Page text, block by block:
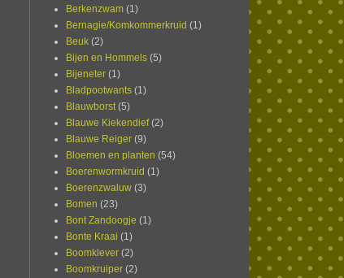
Berkenzwam (1)
Bernagie/Komkommerkruid (1)
Beuk (2)
Bijen en Hommels (5)
Bijeneter (1)
Bladpootwants (1)
Blauwborst (5)
Blauwe Kiekendief (2)
Blauwe Reiger (9)
Bloemen en planten (54)
Boerenwormkruid (1)
Boerenzwaluw (3)
Bomen (23)
Bont Zandoogje (1)
Bonte Kraai (1)
Boomklever (2)
Boomkruiper (2)